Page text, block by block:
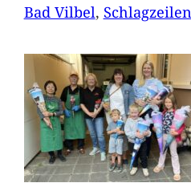
Bad Vilbel, Schlagzeilen